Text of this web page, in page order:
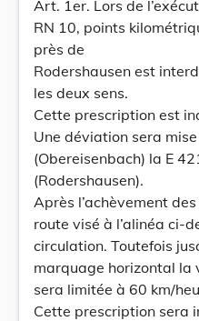
Art. 1er. Lors de
RN 10, points
près de
Rodershausen est
les deux sens.
Cette prescription est
Une déviation sera
(Obereisenbach) la E
(Rodershausen).
Après l’achèvement
route visé à l’alinéa ci-
circulation. Toutefois
marquage horizontal la
sera limitée à 60 km/
Cette prescription sera